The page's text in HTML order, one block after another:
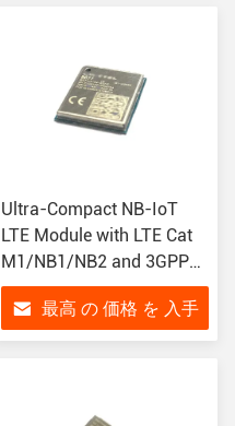
Ultra-Compact NB-IoT
LTE Module with LTE Cat
M1/NB1/NB2 and 3GPP
Rel-14 Compliance in
14.9mm × 12.9mm ×
1.9mm LPWA Module
最高 の 価格 を 入手